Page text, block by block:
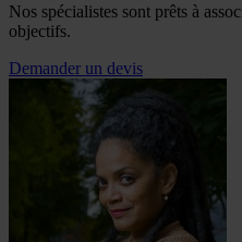
Nos spécialistes sont prêts à
objectifs.
Demander un devis